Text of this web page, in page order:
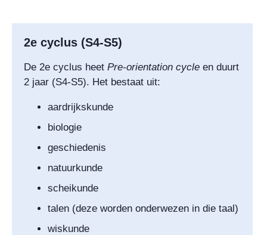
2e cyclus (S4-S5)
De 2e cyclus heet Pre-orientation cycle en duurt
2 jaar (S4-S5). Het bestaat uit:
aardrijkskunde
biologie
geschiedenis
natuurkunde
scheikunde
talen (deze worden onderwezen in die taal)
wiskunde